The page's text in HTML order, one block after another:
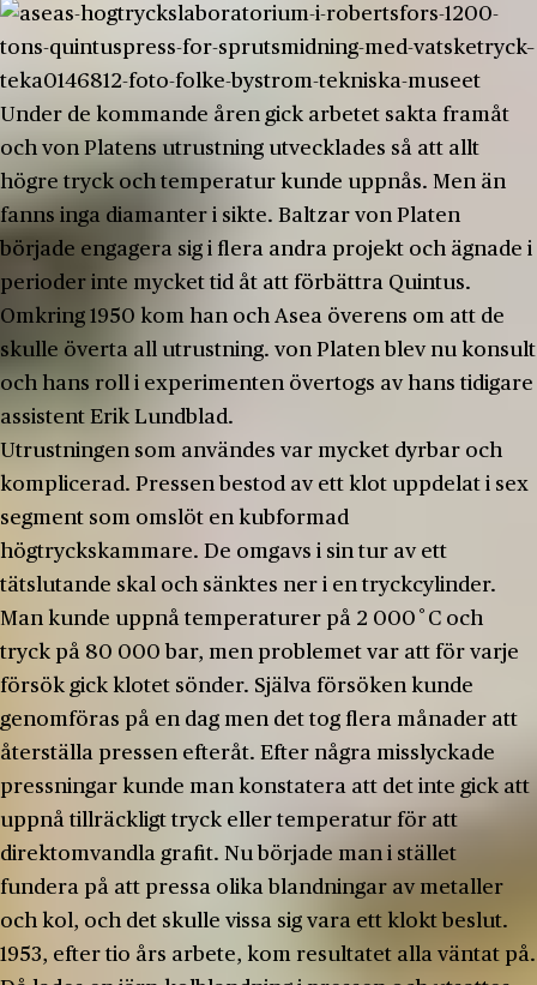
Under de kommande åren gick arbetet sakta framåt
och von Platens utrustning utvecklades så att allt
högre tryck och temperatur kunde uppnås. Men än
fanns inga diamanter i sikte. Baltzar von Platen
började engagera sig i flera andra projekt och ägnade i
perioder inte mycket tid åt att förbättra Quintus.
Omkring 1950 kom han och Asea överens om att de
skulle överta all utrustning. von Platen blev nu konsult
och hans roll i experimenten övertogs av hans tidigare
assistent Erik Lundblad.
Utrustningen som användes var mycket dyrbar och
komplicerad. Pressen bestod av ett klot uppdelat i sex
segment som omslöt en kubformad
högtryckskammare. De omgavs i sin tur av ett
tätslutande skal och sänktes ner i en tryckcylinder.
Man kunde uppnå temperaturer på 2 000˚C och
tryck på 80 000 bar, men problemet var att för varje
försök gick klotet sönder. Själva försöken kunde
genomföras på en dag men det tog flera månader att
återställa pressen efteråt. Efter några misslyckade
pressningar kunde man konstatera att det inte gick att
uppnå tillräckligt tryck eller temperatur för att
direktomvandla grafit. Nu började man i stället
fundera på att pressa olika blandningar av metaller
och kol, och det skulle vissa sig vara ett klokt beslut.
1953, efter tio års arbete, kom resultatet alla väntat på.